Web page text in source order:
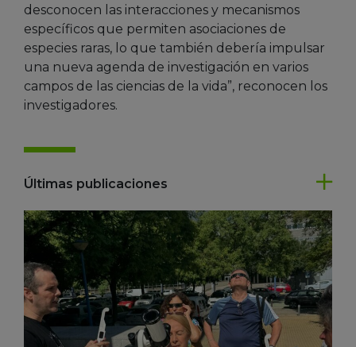
desconocen las interacciones y mecanismos
específicos que permiten asociaciones de
especies raras, lo que también debería impulsar
una nueva agenda de investigación en varios
campos de las ciencias de la vida”, reconocen los
investigadores.
Últimas publicaciones